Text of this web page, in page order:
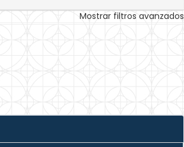
Mostrar filtros avanzados